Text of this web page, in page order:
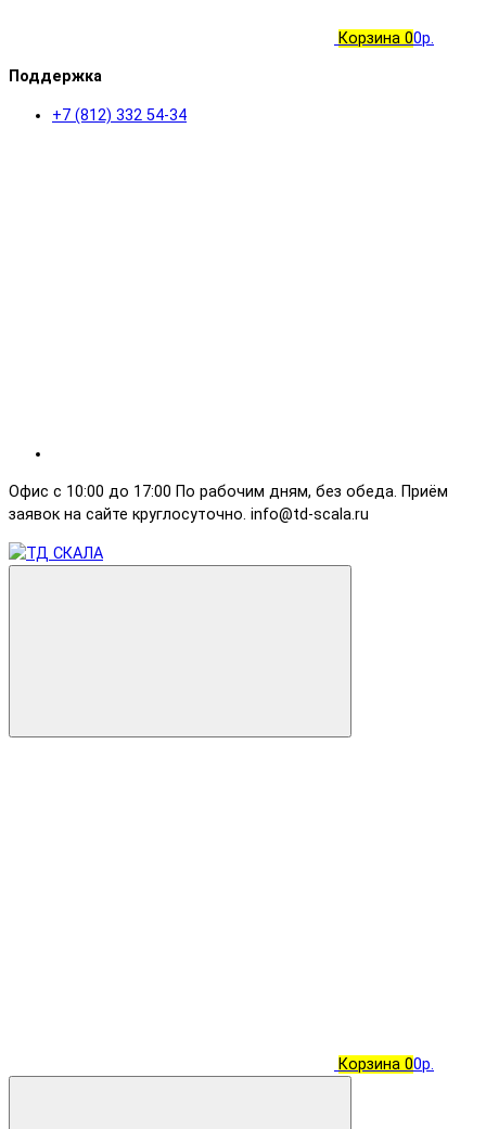
Корзина 00р.
Поддержка
+7 (812) 332 54-34
Офис с 10:00 до 17:00 По рабочим дням, без обеда. Приём
заявок на сайте круглосуточно. info@td-scala.ru
Корзина 00р.